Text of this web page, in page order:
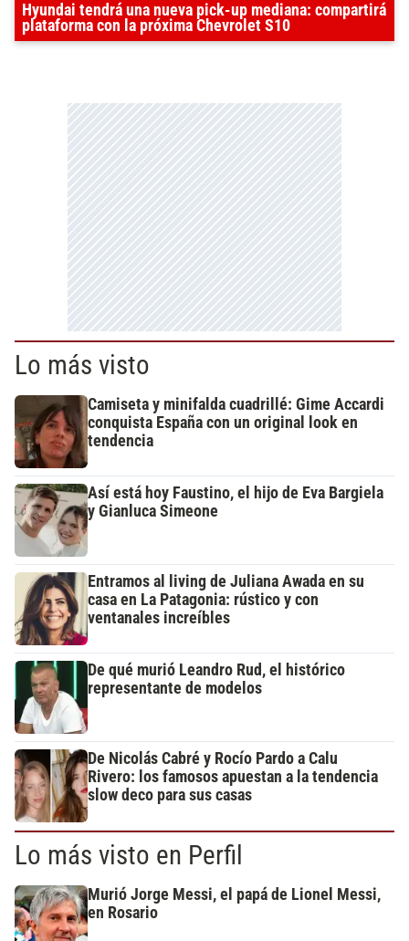
Hyundai tendrá una nueva pick-up mediana: compartirá
plataforma con la próxima Chevrolet S10
Lo más visto
Camiseta y minifalda cuadrillé: Gime Accardi
conquista España con un original look en
tendencia
Así está hoy Faustino, el hijo de Eva Bargiela
y Gianluca Simeone
Entramos al living de Juliana Awada en su
casa en La Patagonia: rústico y con
ventanales increíbles
De qué murió Leandro Rud, el histórico
representante de modelos
De Nicolás Cabré y Rocío Pardo a Calu
Rivero: los famosos apuestan a la tendencia
slow deco para sus casas
Lo más visto en Perfil
Murió Jorge Messi, el papá de Lionel Messi,
en Rosario